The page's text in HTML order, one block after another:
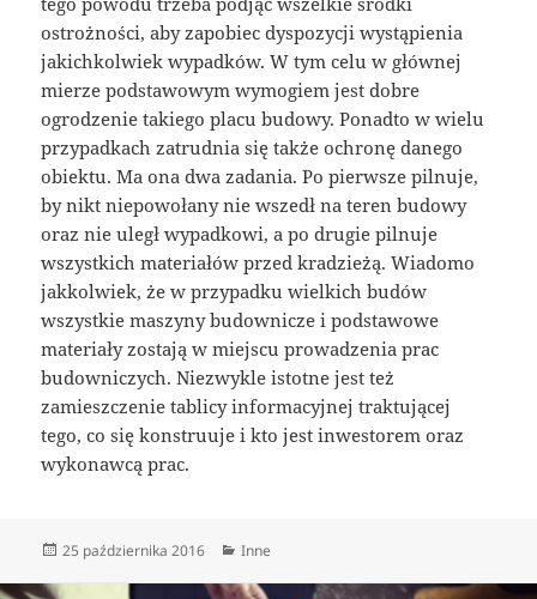
ostrożności, aby zapobiec dyspozycji wystąpienia
jakichkolwiek wypadków. W tym celu w głównej
mierze podstawowym wymogiem jest dobre
ogrodzenie takiego placu budowy. Ponadto w wielu
przypadkach zatrudnia się także ochronę danego
obiektu. Ma ona dwa zadania. Po pierwsze pilnuje,
by nikt niepowołany nie wszedł na teren budowy
oraz nie uległ wypadkowi, a po drugie pilnuje
wszystkich materiałów przed kradzieżą. Wiadomo
jakkolwiek, że w przypadku wielkich budów
wszystkie maszyny budownicze i podstawowe
materiały zostają w miejscu prowadzenia prac
budowniczych. Niezwykle istotne jest też
zamieszczenie tablicy informacyjnej traktującej
tego, co się konstruuje i kto jest inwestorem oraz
wykonawcą prac.
Data
25 października 2016 Kategorie
Inne